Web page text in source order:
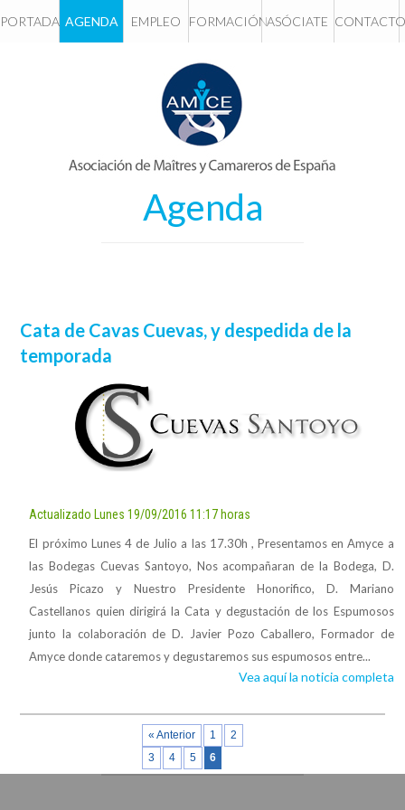
PORTADA AGENDA EMPLEO FORMACIÓNASÓCIATE
Agenda
Cata de Cavas Cuevas, y despedida de la
temporada
Actualizado Lunes 19/09/2016 11:17 horas
El próximo Lunes 4 de Julio a las 17.30h , Presentamos en Amyce a
las Bodegas Cuevas Santoyo, Nos acompañaran de la Bodega, D.
Jesús Picazo y Nuestro Presidente Honorifico, D. Mariano
Castellanos quien dirigirá la Cata y degustación de los Espumosos
junto la colaboración de D. Javier Pozo Caballero, Formador de
Amyce donde cataremos y degustaremos sus espumosos entre...
Vea aquí la noticia completa
« Anterior 1
2
3
4 5 6